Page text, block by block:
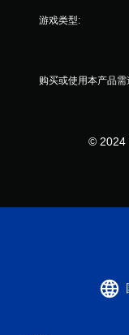
游戏类型:
购买或使用本产品需
© 2024